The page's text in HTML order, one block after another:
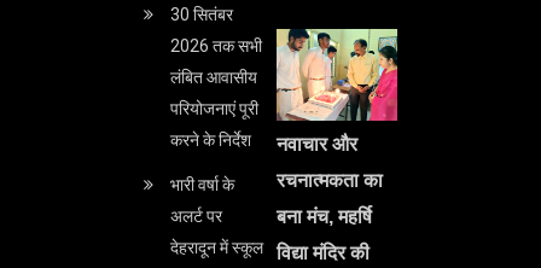
30 सितंबर
2026 तक सभी
लंबित आवासीय
परियोजनाएं पूरी
करने के निर्देश
भारी वर्षा के
अलर्ट पर
देहरादून में स्कूल
नवाचार और
रचनात्मकता का
बना मंच, महर्षि
विद्या मंदिर की